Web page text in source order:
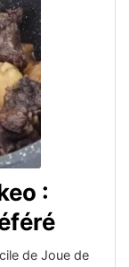
:
de Joue de